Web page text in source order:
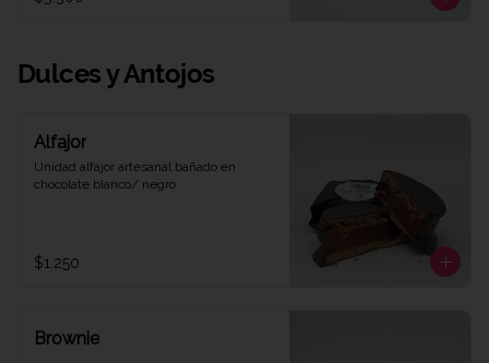
Dulces y Antojos
Alfajor
Unidad alfajor artesanal bañado en
chocolate blanco/ negro
$1.250
Brownie